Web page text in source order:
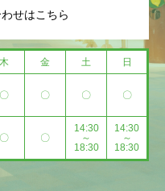
せはこちら
木 金 土 日
〇 〇 〇 〇
〇 〇
14:30
～
18:30
14:30
～
18:30